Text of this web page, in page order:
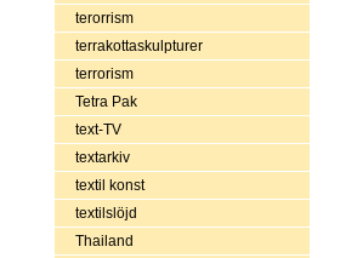
terorrism
terrakottaskulpturer
terrorism
Tetra Pak
text-TV
textarkiv
textil konst
textilslöjd
Thailand